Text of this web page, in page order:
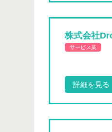
株式会社
サービス業
詳細を見る